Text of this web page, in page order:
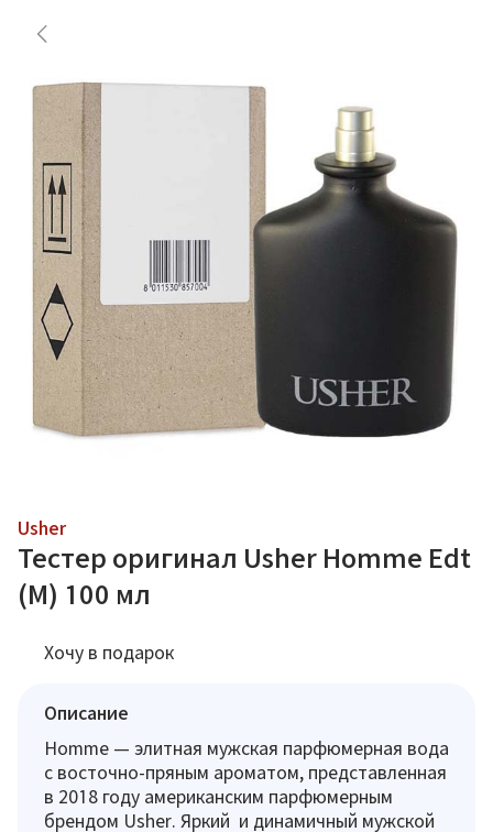
Usher
Тестер оригинал Usher Homme Edt
(M) 100 мл
Хочу в подарок
Описание
Homme — элитная мужская парфюмерная вода
с восточно-пряным ароматом, представленная
в 2018 году американским парфюмерным
брендом Usher. Яркий и динамичный мужской